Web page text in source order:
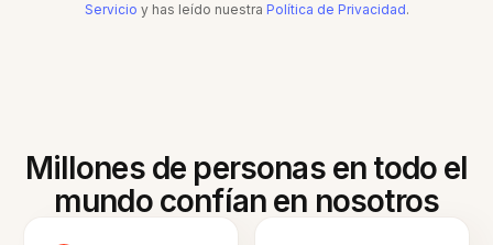
Servicio y has leído nuestra Política de Privacidad.
Millones de personas en todo el
mundo confían en nosotros